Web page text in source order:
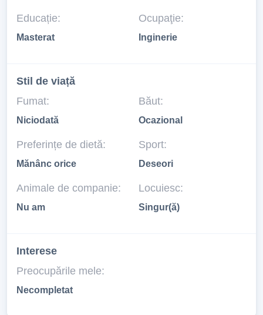
Educație:
Masterat
Ocupaţie:
Inginerie
Stil de viață
Fumat:
Niciodată
Băut:
Ocazional
Preferințe de dietă:
Mănânc orice
Sport:
Deseori
Animale de companie:
Nu am
Locuiesc:
Singur(ă)
Interese
Preocupările mele:
Necompletat